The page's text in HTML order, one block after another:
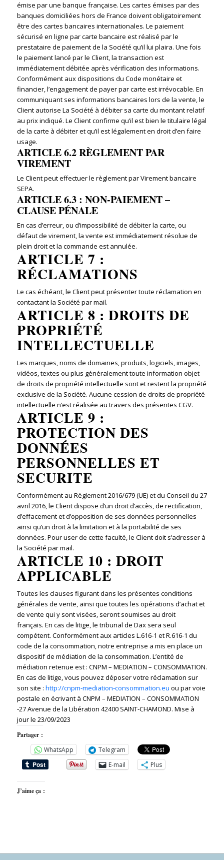
émise par une banque française. Les cartes émises par des
banques domiciliées hors de France doivent obligatoirement
être des cartes bancaires internationales. Le paiement
sécurisé en ligne par carte bancaire est réalisé par le
prestataire de paiement de la Société qu’il lui plaira. Une fois
le paiement lancé par le Client, la transaction est
immédiatement débitée après vérification des informations.
Conformément aux dispositions du Code monétaire et
financier, l’engagement de payer par carte est irrévocable. En
communiquant ses informations bancaires lors de la vente, le
Client autorise La Société à débiter sa carte du montant relatif
au prix indiqué. Le Client confirme qu’il est bien le titulaire légal
de la carte à débiter et qu’il est légalement en droit d’en faire
usage.
ARTICLE 6.2 RÈGLEMENT PAR
VIREMENT
Le Client peut effectuer le règlement par Virement bancaire
SEPA.
ARTICLE 6.3 : NON-PAIEMENT –
CLAUSE PÉNALE
En cas d’erreur, ou d’impossibilité de débiter la carte, ou
défaut de virement, la vente est immédiatement résolue de
plein droit et la commande est annulée.
ARTICLE 7 :
RÉCLAMATIONS
Le cas échéant, le Client peut présenter toute réclamation en
contactant la Société par mail.
ARTICLE 8 : DROITS DE
PROPRIÉTÉ
INTELLECTUELLE
Les marques, noms de domaines, produits, logiciels, images,
vidéos, textes ou plus généralement toute information objet
de droits de propriété intellectuelle sont et restent la propriété
exclusive de la Société. Aucune cession de droits de propriété
intellectuelle n’est réalisée au travers des présentes CGV.
ARTICLE 9 :
PROTECTION DES
DONNÉES
PERSONNELLES ET
SECURITE
Conformément au Règlement 2016/679 (UE) et du Conseil du 27
avril 2016, le Client dispose d’un droit d’accès, de rectification,
d’effacement et d’opposition de ses données personnelles
ainsi qu’un droit à la limitation et à la portabilité de ses
données. Pour user de cette faculté, le Client doit s’adresser à
la Société par mail.
ARTICLE 10 : DROIT
APPLICABLE
Toutes les clauses figurant dans les présentes conditions
générales de vente, ainsi que toutes les opérations d’achat et
de vente qui y sont visées, seront soumises au droit
français. En cas de litige, le tribunal de Dax sera seul
compétent. Conformément aux articles L.616-1 et R.616-1 du
code de la consommation, notre entreprise a mis en place un
dispositif de médiation de la consommation. L’entité de
médiation retenue est : CNPM – MEDIATION – CONSOMMATION.
En cas de litige, vous pouvez déposer votre réclamation sur
son site : http://cnpm-mediation-consommation.eu ou par voie
postale en écrivant à CNPM – MEDIATION – CONSOMMATION
-27 Avenue de la Libération 42400 SAINT-CHAMOND. Mise à
jour le 23/09/2023
Partager :
WhatsApp
Telegram
E-mail
Plus
J’aime ça :